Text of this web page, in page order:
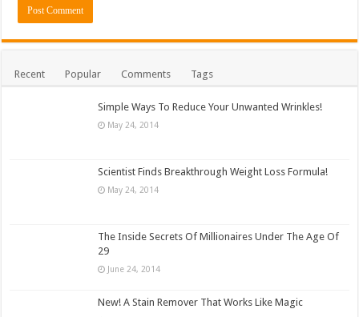
Recent Popular Comments Tags
Simple Ways To Reduce Your Unwanted Wrinkles!
May 24, 2014
Scientist Finds Breakthrough Weight Loss Formula!
May 24, 2014
The Inside Secrets Of Millionaires Under The Age Of
29
June 24, 2014
New! A Stain Remover That Works Like Magic